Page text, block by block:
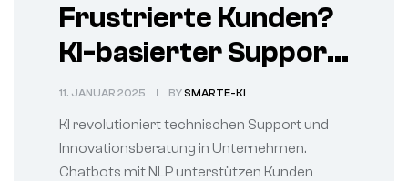
Frustrierte Kunden?
KI-basierter Support
bringt
Innovationsberatung
voran
11. JANUAR 2025 BYSMARTE-KI
KI revolutioniert technischen Support und
Innovationsberatung in Unternehmen.
Chatbots mit NLP unterstützen Kunden